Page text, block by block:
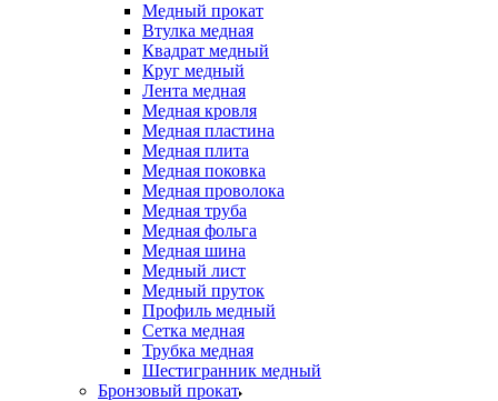
Медный прокат
Втулка медная
Квадрат медный
Круг медный
Лента медная
Медная кровля
Медная пластина
Медная плита
Медная поковка
Медная проволока
Медная труба
Медная фольга
Медная шина
Медный лист
Медный пруток
Профиль медный
Сетка медная
Трубка медная
Шестигранник медный
Бронзовый прокат